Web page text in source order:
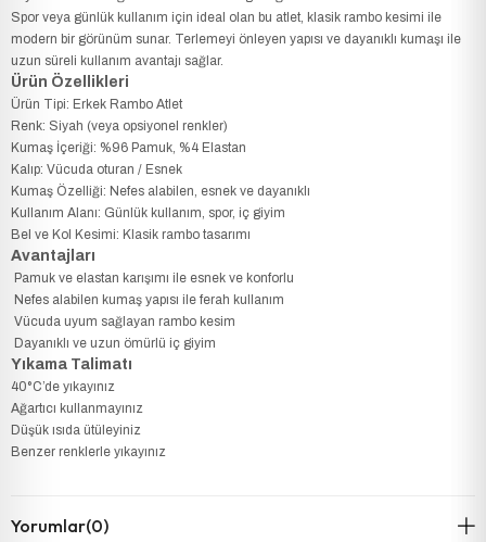
Spor veya günlük kullanım için ideal olan bu atlet, klasik rambo kesimi ile
modern bir görünüm sunar. Terlemeyi önleyen yapısı ve dayanıklı kumaşı ile
uzun süreli kullanım avantajı sağlar.
Ürün Özellikleri
Ürün Tipi: Erkek Rambo Atlet
Renk: Siyah (veya opsiyonel renkler)
Kumaş İçeriği: %96 Pamuk, %4 Elastan
Kalıp: Vücuda oturan / Esnek
Kumaş Özelliği: Nefes alabilen, esnek ve dayanıklı
Kullanım Alanı: Günlük kullanım, spor, iç giyim
Bel ve Kol Kesimi: Klasik rambo tasarımı
Avantajları
Pamuk ve elastan karışımı ile esnek ve konforlu
Nefes alabilen kumaş yapısı ile ferah kullanım
Vücuda uyum sağlayan rambo kesim
Dayanıklı ve uzun ömürlü iç giyim
Yıkama Talimatı
40°C’de yıkayınız
Ağartıcı kullanmayınız
Düşük ısıda ütüleyiniz
Benzer renklerle yıkayınız
Yorumlar(0)